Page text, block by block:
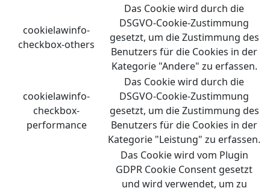
cookielawinfo-
checkbox-others
Das Cookie wird durch die
DSGVO-Cookie-Zustimmung
gesetzt, um die Zustimmung des
Benutzers für die Cookies in der
Kategorie "Andere" zu erfassen.
cookielawinfo-
checkbox-
performance
Das Cookie wird durch die
DSGVO-Cookie-Zustimmung
gesetzt, um die Zustimmung des
Benutzers für die Cookies in der
Kategorie "Leistung" zu erfassen.
Das Cookie wird vom Plugin
GDPR Cookie Consent gesetzt
und wird verwendet, um zu